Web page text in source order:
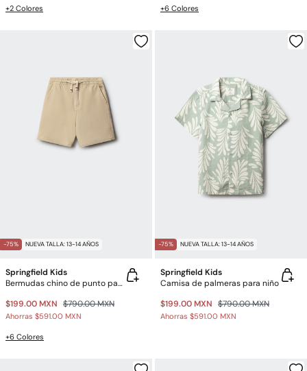
+2 Colores +6 Colores
-75% NUEVA TALLA: 13-14 AÑOS
Springfield Kids
Bermudas chino de punto para niño
$199.00 MXN $790.00 MXN
Ahorras $591.00 MXN
+6 Colores
-75% NUEVA TALLA: 13-14 AÑOS
Springfield Kids
Camisa de palmeras para niño
$199.00 MXN $790.00 MXN
Ahorras $591.00 MXN